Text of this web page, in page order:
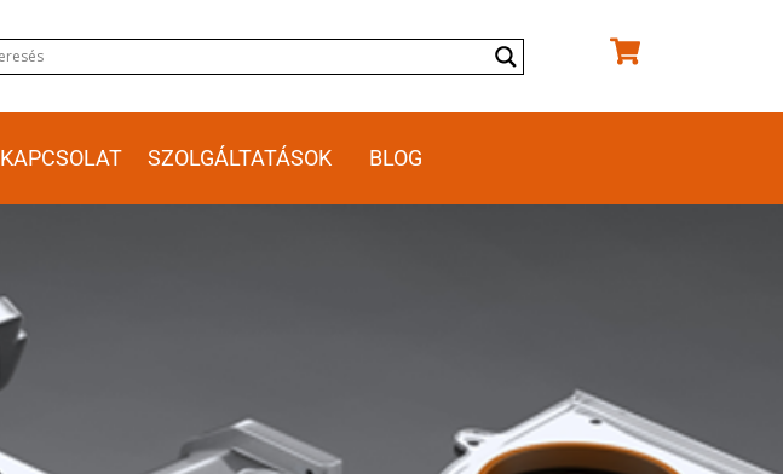
KAPCSOLAT SZOLGÁLTATÁSOK BLOG